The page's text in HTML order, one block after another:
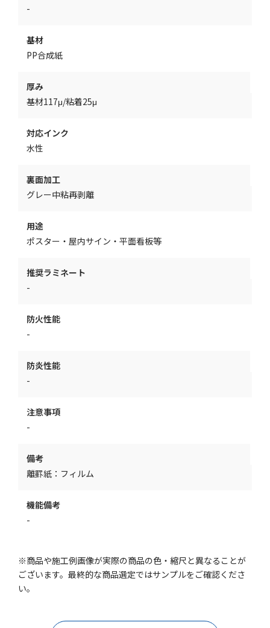
-
基材
PP合成紙
厚み
基材117μ/粘着25μ
対応インク
水性
裏面加工
グレー中粘再剥離
用途
ポスター・屋内サイン・平面看板等
推奨ラミネート
-
防火性能
-
防炎性能
-
注意事項
-
備考
離罫紙：フィルム
機能備考
-
※商品や施工例画像が実際の商品の色・縮尺と異なることが
ございます。最終的な商品選定ではサンプルをご確認くださ
い。